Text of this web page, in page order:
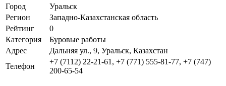
Город
Уральск
Регион
Западно-Казахстанская область
Рейтинг
0
Категория
Буровые работы
Адрес
Дальняя ул., 9, Уральск, Казахстан
Телефон
+7 (7112) 22-21-61, +7 (771) 555-81-77, +7 (747)
200-65-54